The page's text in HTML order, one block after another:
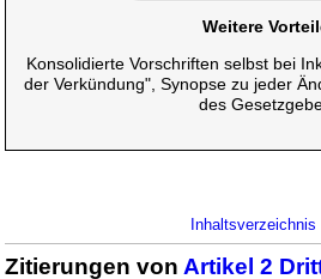
Weitere
Konsolidierte Vorschriften selbst bei
der Verkündung", Synopse zu jeder
des
Inhaltsverzeichnis
Zitierungen von Artikel 2